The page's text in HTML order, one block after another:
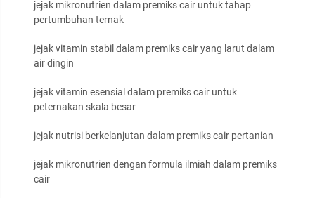
jejak mikronutrien dalam premiks cair untuk tahap
pertumbuhan ternak
jejak vitamin stabil dalam premiks cair yang larut dalam
air dingin
jejak vitamin esensial dalam premiks cair untuk
peternakan skala besar
jejak nutrisi berkelanjutan dalam premiks cair pertanian
jejak mikronutrien dengan formula ilmiah dalam premiks
cair